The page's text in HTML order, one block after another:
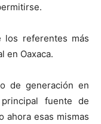
los referentes más
en Oaxaca.
de generación en
fuente de
ahora esas mismas